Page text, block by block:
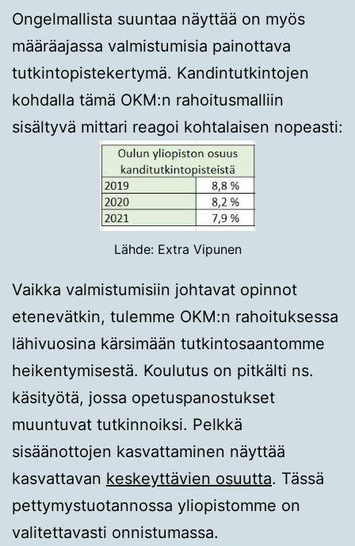
Ongelmallista suuntaa näyttää on myös
määräajassa valmistumisia painottava
tutkintopistekertymä. Kandintutkintojen
kohdalla tämä OKM:n rahoitusmalliin
sisältyvä mittari reagoi kohtalaisen nopeasti:
Lähde: Extra Vipunen
Vaikka valmistumisiin johtavat opinnot
etenevätkin, tulemme OKM:n rahoituksessa
lähivuosina kärsimään tutkintosaantomme
heikentymisestä. Koulutus on pitkälti ns.
käsityötä, jossa opetuspanostukset
muuntuvat tutkinnoiksi. Pelkkä
sisäänottojen kasvattaminen näyttää
kasvattavan keskeyttävien osuutta. Tässä
pettymystuotannossa yliopistomme on
valitettavasti onnistumassa.